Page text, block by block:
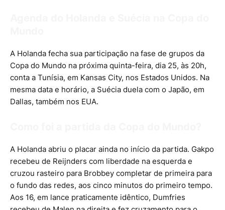
A Holanda fecha sua participação na fase de grupos da
Copa do Mundo na próxima quinta-feira, dia 25, às 20h,
conta a Tunísia, em Kansas City, nos Estados Unidos. Na
mesma data e horário, a Suécia duela com o Japão, em
Dallas, também nos EUA.
A Holanda abriu o placar ainda no início da partida. Gakpo
recebeu de Reijnders com liberdade na esquerda e
cruzou rasteiro para Brobbey completar de primeira para
o fundo das redes, aos cinco minutos do primeiro tempo.
Aos 16, em lance praticamente idêntico, Dumfries